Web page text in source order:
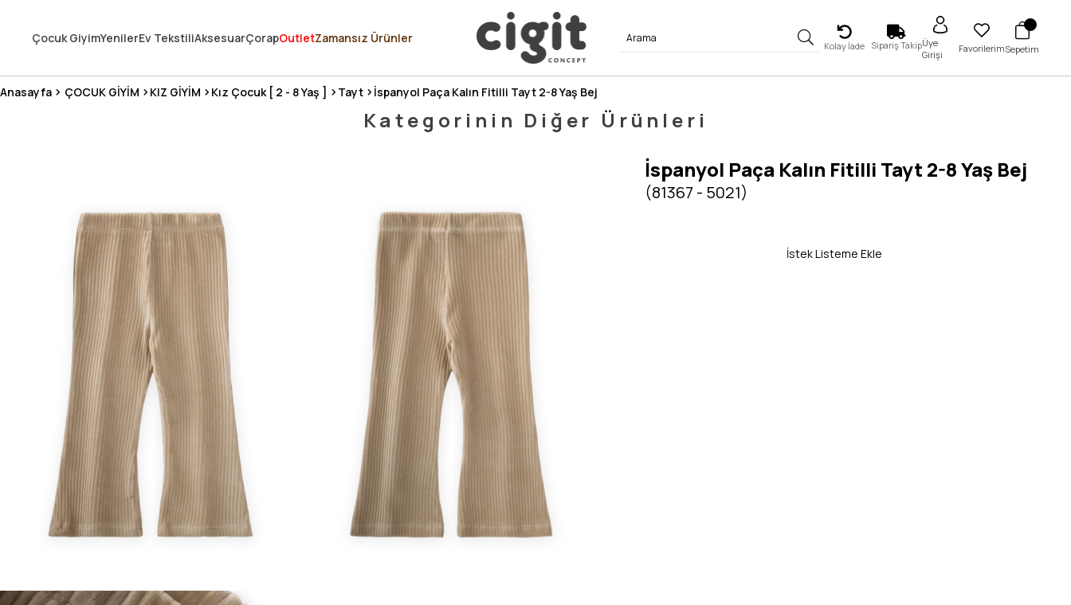
3 MİLYONDAN FAZLA MUTLU MÜŞTERİ ❤️ 10 MİLYON ÜRÜN
Çocuk GiyimYenilerEv TekstiliAksesuarÇorapOutletZamansız Ürünler
Kolay İade Sipariş TakipÜye
Girişi
FavorilerimSepetim
Anasayfa ÇOCUK GİYİM KIZ GİYİM Kız Çocuk [ 2 - 8 Yaş ] Tayt İspanyol Paça Kalın Fitilli Tayt 2-8 Yaş Bej
Kategorinin Diğer Ürünleri
İspanyol Paça Kalın Fitilli Tayt 2-8 Yaş Bej
(81367 - 5021)
İstek Listeme Ekle